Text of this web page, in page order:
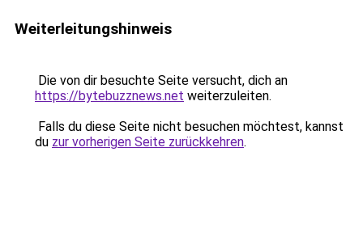
Weiterleitungshinweis
Die von dir besuchte Seite versucht, dich an
https://bytebuzznews.net weiterzuleiten.
Falls du diese Seite nicht besuchen möchtest, kannst
du zur vorherigen Seite zurückkehren.